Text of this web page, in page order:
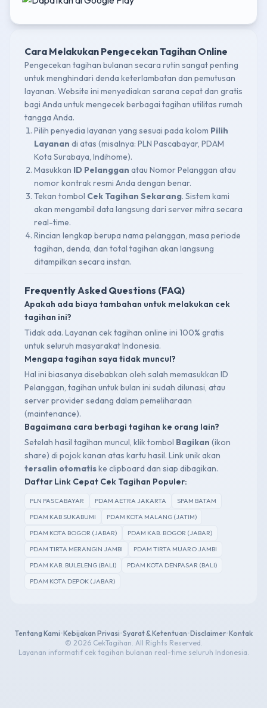
Cara Melakukan Pengecekan Tagihan Online
Pengecekan tagihan bulanan secara rutin sangat penting
untuk menghindari denda keterlambatan dan pemutusan
layanan. Website ini menyediakan sarana cepat dan gratis
bagi Anda untuk mengecek berbagai tagihan utilitas rumah
tangga Anda.
Pilih penyedia layanan yang sesuai pada kolom Pilih
Layanan di atas (misalnya: PLN Pascabayar, PDAM
Kota Surabaya, Indihome).
Masukkan ID Pelanggan atau Nomor Pelanggan atau
nomor kontrak resmi Anda dengan benar.
Tekan tombol Cek Tagihan Sekarang. Sistem kami
akan mengambil data langsung dari server mitra secara
real-time.
Rincian lengkap berupa nama pelanggan, masa periode
tagihan, denda, dan total tagihan akan langsung
ditampilkan secara instan.
Frequently Asked Questions (FAQ)
Apakah ada biaya tambahan untuk melakukan cek
tagihan ini?
Tidak ada. Layanan cek tagihan online ini 100% gratis
untuk seluruh masyarakat Indonesia.
Mengapa tagihan saya tidak muncul?
Hal ini biasanya disebabkan oleh salah memasukkan ID
Pelanggan, tagihan untuk bulan ini sudah dilunasi, atau
server provider sedang dalam pemeliharaan
(maintenance).
Bagaimana cara berbagi tagihan ke orang lain?
Setelah hasil tagihan muncul, klik tombol Bagikan (ikon
share) di pojok kanan atas kartu hasil. Link unik akan
tersalin otomatiske clipboard dan siap dibagikan.
Daftar Link Cepat Cek Tagihan Populer:
PLN PASCABAYAR PDAM AETRA JAKARTA
SPAM BATAM
PDAM KAB SUKABUMI
PDAM KOTA MALANG (JATIM)
PDAM KOTA BOGOR (JABAR)
PDAM KAB. BOGOR (JABAR)
PDAM TIRTA MERANGIN JAMBI
PDAM TIRTA MUARO JAMBI
PDAM KAB. BULELENG (BALI)
PDAM KOTA DENPASAR (BALI)
PDAM KOTA DEPOK (JABAR)
Tentang Kami •Kebijakan Privasi •Syarat & Ketentuan •Disclaimer•Kontak
© 2026 CekTagihan. All Rights Reserved.
Layanan informatif cek tagihan bulanan real-time seluruh Indonesia.